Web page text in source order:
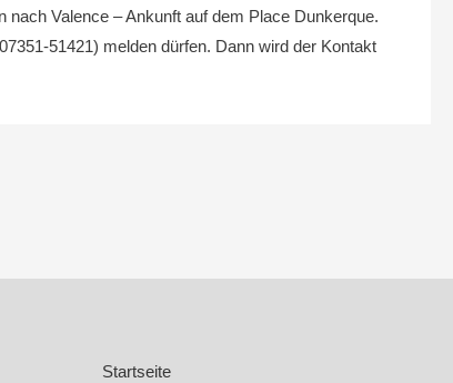
Valence – Ankunft auf dem Place Dunkerque.
51421) melden dürfen. Dann wird der Kontakt
Startseite